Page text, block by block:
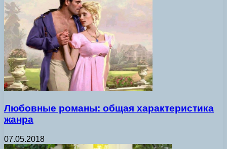
Любовные романы: общая характеристика
жанра
07.05.2018